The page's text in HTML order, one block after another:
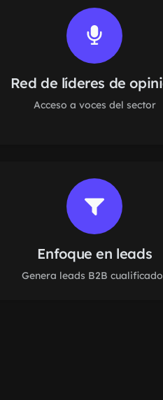
Red de líderes de
Acceso a voces del sector
Enfoque en leads
Genera leads B2B